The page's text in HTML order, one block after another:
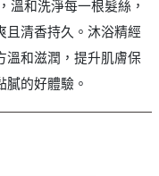
溫和洗淨每一根髮絲，
且清香持久。沐浴精經
溫和滋潤，提升肌膚保
膩的好體驗。